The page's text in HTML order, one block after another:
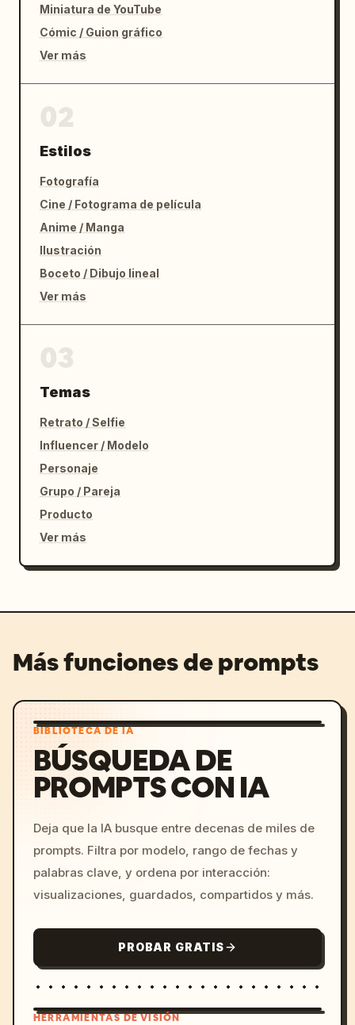
Miniatura de YouTube
Cómic / Guion gráfico
Ver más
Estilos
Fotografía
Cine / Fotograma de película
Anime / Manga
Ilustración
Boceto / Dibujo lineal
Ver más
Temas
Retrato / Selfie
Influencer / Modelo
Personaje
Grupo / Pareja
Producto
Ver más
Más funciones de prompts
BIBLIOTECA DE IA
BÚSQUEDA DE
PROMPTS CON IA
Deja que la IA busque entre decenas de miles de
prompts. Filtra por modelo, rango de fechas y
palabras clave, y ordena por interacción:
visualizaciones, guardados, compartidos y más.
PROBAR GRATIS
HERRAMIENTAS DE VISIÓN